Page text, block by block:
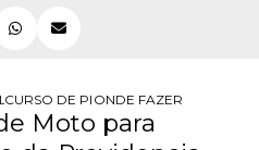
PARA EMPRESAS
CURSO DE PILOTAGEM PARA
ONDE FAZER AULA DE
Moto para